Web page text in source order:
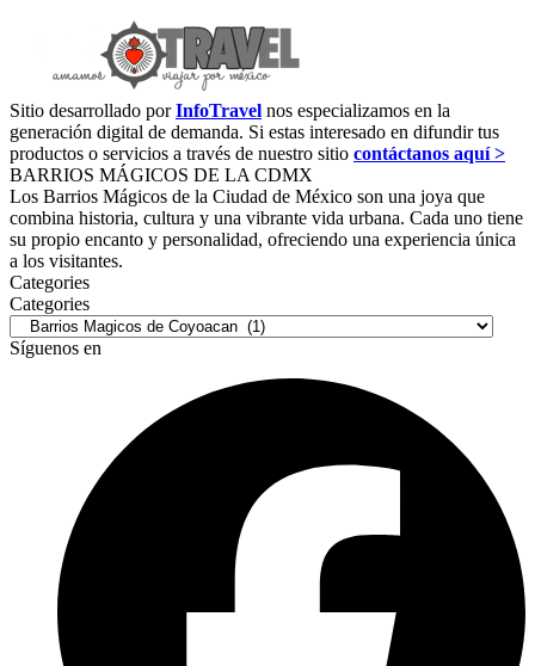
Sitio desarrollado porInfoTravel nos especializamos en la
generación digital de demanda. Si estas interesado en difundir tus
productos o servicios a través de nuestro sitio contáctanos aquí >
BARRIOS MÁGICOS DE LA CDMX
Los Barrios Mágicos de la Ciudad de México son una joya que
combina historia, cultura y una vibrante vida urbana. Cada uno tiene
su propio encanto y personalidad, ofreciendo una experiencia única
a los visitantes.
Categories
Categories
Síguenos en